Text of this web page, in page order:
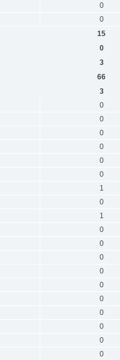
0
0
15
0
3
66
3
0
0
0
0
0
0
1
0
1
0
0
0
0
0
0
0
0
0
0